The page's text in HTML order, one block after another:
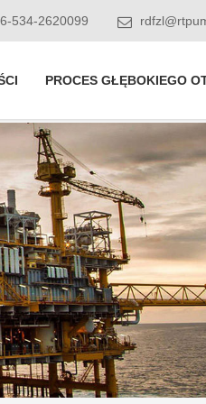
534-2620099
PROCES GŁĘBOKIEGO